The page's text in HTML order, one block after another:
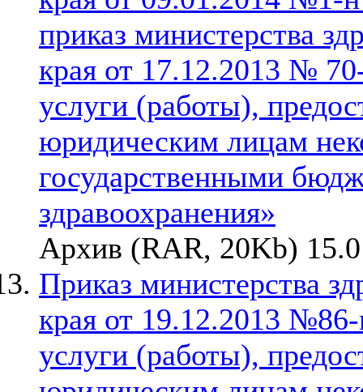
приказ министерства
края от 17.12.2013 №
услуги (работы),
юридическим лицам
государственными
здравоохранения»
Архив (RAR, 20Kb)
Приказ министерства
края от 19.12.2013
услуги (работы),